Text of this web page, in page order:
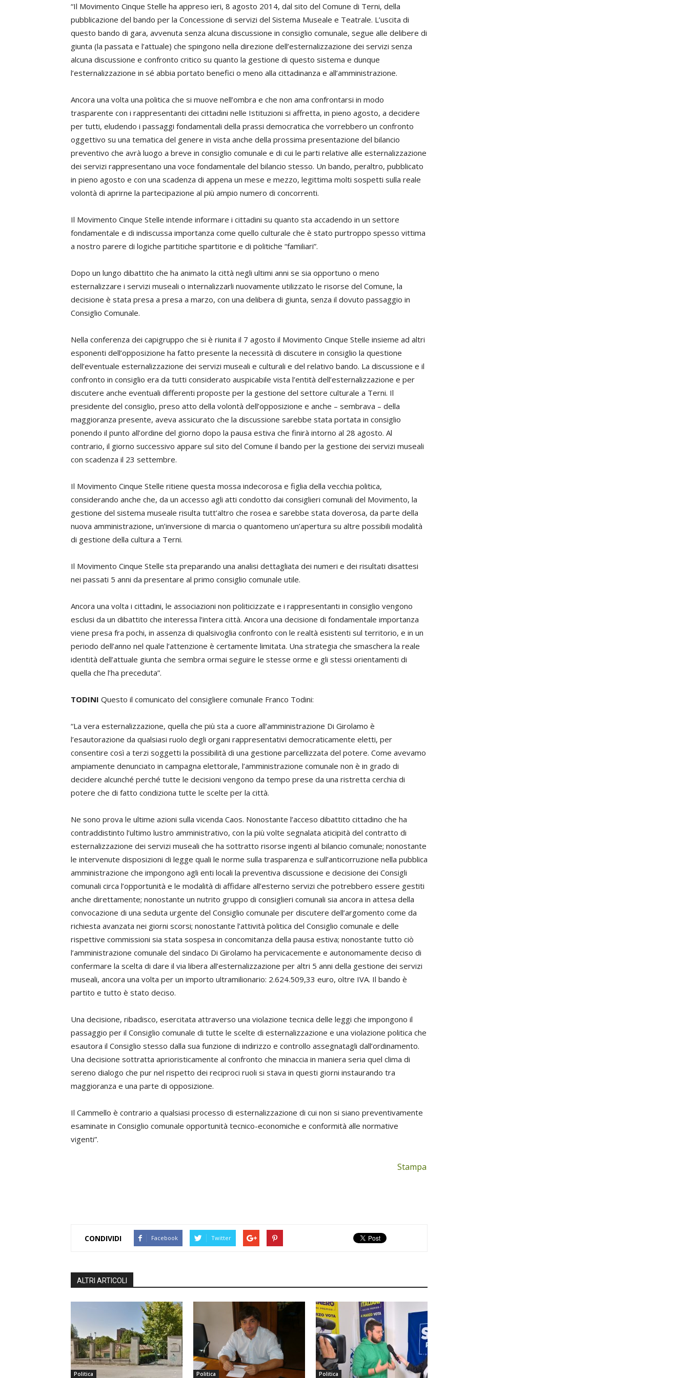
“Il Movimento Cinque Stelle ha appreso ieri, 8 agosto 2014, dal sito del Comune di Terni, della
pubblicazione del bando per la Concessione di servizi del Sistema Museale e Teatrale. L’uscita di
questo bando di gara, avvenuta senza alcuna discussione in consiglio comunale, segue alle delibere di
giunta (la passata e l’attuale) che spingono nella direzione dell’esternalizzazione dei servizi senza
alcuna discussione e confronto critico su quanto la gestione di questo sistema e dunque
l’esternalizzazione in sé abbia portato benefici o meno alla cittadinanza e all’amministrazione.
Ancora una volta una politica che si muove nell’ombra e che non ama confrontarsi in modo
trasparente con i rappresentanti dei cittadini nelle Istituzioni si affretta, in pieno agosto, a decidere
per tutti, eludendo i passaggi fondamentali della prassi democratica che vorrebbero un confronto
oggettivo su una tematica del genere in vista anche della prossima presentazione del bilancio
preventivo che avrà luogo a breve in consiglio comunale e di cui le parti relative alle esternalizzazione
dei servizi rappresentano una voce fondamentale del bilancio stesso. Un bando, peraltro, pubblicato
in pieno agosto e con una scadenza di appena un mese e mezzo, legittima molti sospetti sulla reale
volontà di aprirne la partecipazione al più ampio numero di concorrenti.
Il Movimento Cinque Stelle intende informare i cittadini su quanto sta accadendo in un settore
fondamentale e di indiscussa importanza come quello culturale che è stato purtroppo spesso vittima
a nostro parere di logiche partitiche spartitorie e di politiche “familiari”.
Dopo un lungo dibattito che ha animato la città negli ultimi anni se sia opportuno o meno
esternalizzare i servizi museali o internalizzarli nuovamente utilizzato le risorse del Comune, la
decisione è stata presa a presa a marzo, con una delibera di giunta, senza il dovuto passaggio in
Consiglio Comunale.
Nella conferenza dei capigruppo che si è riunita il 7 agosto il Movimento Cinque Stelle insieme ad altri
esponenti dell’opposizione ha fatto presente la necessità di discutere in consiglio la questione
dell’eventuale esternalizzazione dei servizi museali e culturali e del relativo bando. La discussione e il
confronto in consiglio era da tutti considerato auspicabile vista l’entità dell’esternalizzazione e per
discutere anche eventuali differenti proposte per la gestione del settore culturale a Terni. Il
presidente del consiglio, preso atto della volontà dell’opposizione e anche – sembrava – della
maggioranza presente, aveva assicurato che la discussione sarebbe stata portata in consiglio
ponendo il punto all’ordine del giorno dopo la pausa estiva che finirà intorno al 28 agosto. Al
contrario, il giorno successivo appare sul sito del Comune il bando per la gestione dei servizi museali
con scadenza il 23 settembre.
Il Movimento Cinque Stelle ritiene questa mossa indecorosa e figlia della vecchia politica,
considerando anche che, da un accesso agli atti condotto dai consiglieri comunali del Movimento, la
gestione del sistema museale risulta tutt’altro che rosea e sarebbe stata doverosa, da parte della
nuova amministrazione, un’inversione di marcia o quantomeno un’apertura su altre possibili modalità
di gestione della cultura a Terni.
Il Movimento Cinque Stelle sta preparando una analisi dettagliata dei numeri e dei risultati disattesi
nei passati 5 anni da presentare al primo consiglio comunale utile.
Ancora una volta i cittadini, le associazioni non politicizzate e i rappresentanti in consiglio vengono
esclusi da un dibattito che interessa l’intera città. Ancora una decisione di fondamentale importanza
viene presa fra pochi, in assenza di qualsivoglia confronto con le realtà esistenti sul territorio, e in un
periodo dell’anno nel quale l’attenzione è certamente limitata. Una strategia che smaschera la reale
identità dell’attuale giunta che sembra ormai seguire le stesse orme e gli stessi orientamenti di
quella che l’ha preceduta”.
TODINI Questo il comunicato del consigliere comunale Franco Todini:
“La vera esternalizzazione, quella che più sta a cuore all’amministrazione Di Girolamo è
l’esautorazione da qualsiasi ruolo degli organi rappresentativi democraticamente eletti, per
consentire così a terzi soggetti la possibilità di una gestione parcellizzata del potere. Come avevamo
ampiamente denunciato in campagna elettorale, l’amministrazione comunale non è in grado di
decidere alcunché perché tutte le decisioni vengono da tempo prese da una ristretta cerchia di
potere che di fatto condiziona tutte le scelte per la città.
Ne sono prova le ultime azioni sulla vicenda Caos. Nonostante l’acceso dibattito cittadino che ha
contraddistinto l’ultimo lustro amministrativo, con la più volte segnalata aticipità del contratto di
esternalizzazione dei servizi museali che ha sottratto risorse ingenti al bilancio comunale; nonostante
le intervenute disposizioni di legge quali le norme sulla trasparenza e sull’anticorruzione nella pubblica
amministrazione che impongono agli enti locali la preventiva discussione e decisione dei Consigli
comunali circa l’opportunità e le modalità di affidare all’esterno servizi che potrebbero essere gestiti
anche direttamente; nonostante un nutrito gruppo di consiglieri comunali sia ancora in attesa della
convocazione di una seduta urgente del Consiglio comunale per discutere dell’argomento come da
richiesta avanzata nei giorni scorsi; nonostante l’attività politica del Consiglio comunale e delle
rispettive commissioni sia stata sospesa in concomitanza della pausa estiva; nonostante tutto ciò
l’amministrazione comunale del sindaco Di Girolamo ha pervicacemente e autonomamente deciso di
confermare la scelta di dare il via libera all’esternalizzazione per altri 5 anni della gestione dei servizi
museali, ancora una volta per un importo ultramilionario: 2.624.509,33 euro, oltre IVA. Il bando è
partito e tutto è stato deciso.
Una decisione, ribadisco, esercitata attraverso una violazione tecnica delle leggi che impongono il
passaggio per il Consiglio comunale di tutte le scelte di esternalizzazione e una violazione politica che
esautora il Consiglio stesso dalla sua funzione di indirizzo e controllo assegnatagli dall’ordinamento.
Una decisione sottratta aprioristicamente al confronto che minaccia in maniera seria quel clima di
sereno dialogo che pur nel rispetto dei reciproci ruoli si stava in questi giorni instaurando tra
maggioranza e una parte di opposizione.
Il Cammello è contrario a qualsiasi processo di esternalizzazione di cui non si siano preventivamente
esaminate in Consiglio comunale opportunità tecnico-economiche e conformità alle normative
vigenti”.
Stampa
CONDIVIDI Facebook Twitter
ALTRI ARTICOLI
Politica Politica Politica